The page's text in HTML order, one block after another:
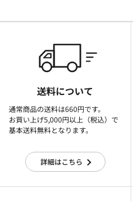
送料について
通常商品の送料は660円です。
お買い上げ5,000円以上（税込）で
基本送料無料となります。
詳細はこちら